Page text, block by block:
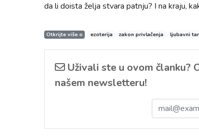
da li doista želja stvara patnju? I na kraju,
Otkrijte više o ezoterija zakon privlačenja ljubavni
Uživali ste u ovom članku?
našem newsletteru!